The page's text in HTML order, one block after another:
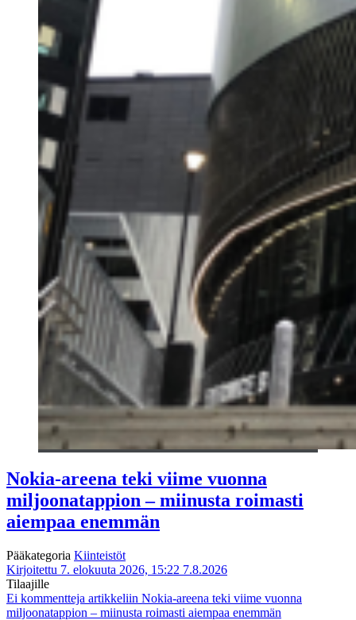
Nokia-areena teki viime vuonna
miljoonatappion – miinusta roimasti
aiempaa enemmän
Pääkategoria Kiinteistöt
Kirjoitettu 7. elokuuta 2026, 15:22 7.8.2026
Tilaajille
Ei kommentteja artikkeliin Nokia-areena teki viime vuonna
miljoonatappion – miinusta roimasti aiempaa enemmän